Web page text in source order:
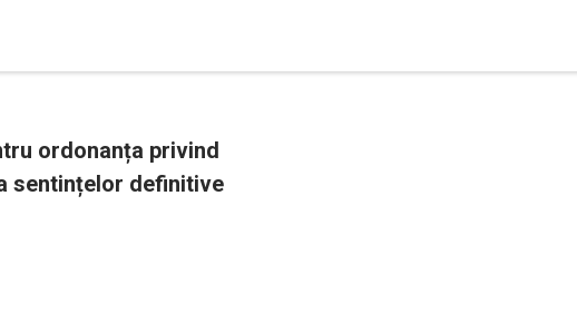
ordonanța privind
sentințelor definitive